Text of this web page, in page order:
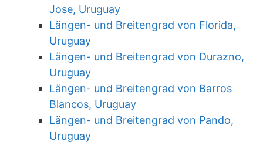
Jose, Uruguay
Längen- und Breitengrad von Florida,
Uruguay
Längen- und Breitengrad von Durazno,
Uruguay
Längen- und Breitengrad von Barros
Blancos, Uruguay
Längen- und Breitengrad von Pando,
Uruguay